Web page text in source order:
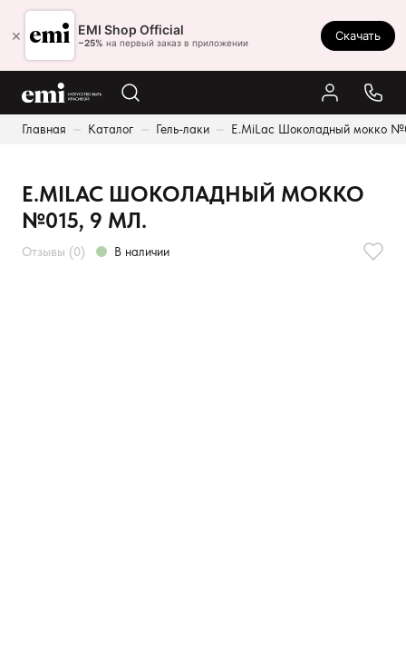
× EMI Shop Official
−25% на первый заказ в приложении
Скачать
Главная Каталог Гель-лаки E.MiLac Шоколадный мокко
Ростов-на-Дону
8 (800) 550-86-95
Каталог
Оплата и доставка
E.MILAC ШОКОЛАДНЫЙ МОККО
№015, 9 МЛ.
Отзывы (0) В наличии